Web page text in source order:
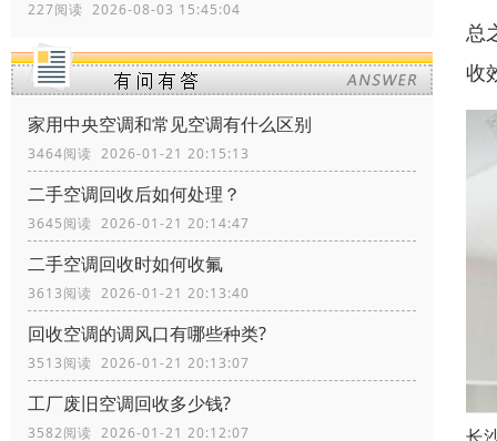
227阅读 2026-08-03 15:45:04
家用中央空调和常见空调有什么区别
3464阅读 2026-01-21 20:15:13
二手空调回收后如何处理？
3645阅读 2026-01-21 20:14:47
二手空调回收时如何收氟
3613阅读 2026-01-21 20:13:40
回收空调的调风口有哪些种类?
3513阅读 2026-01-21 20:13:07
工厂废旧空调回收多少钱?
3582阅读 2026-01-21 20:12:07
总
收